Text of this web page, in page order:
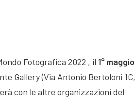
Fotografica 2022 , il 1° maggio
Gallery (Via Antonio Bertoloni 1C,
con le altre organizzazioni del